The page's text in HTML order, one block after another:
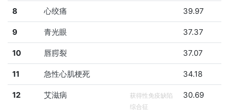
8 心绞痛 39.97
9 青光眼 37.37
10 唇腭裂 37.07
11 急性心肌梗死 34.18
12 艾滋病
获得性免疫缺陷
综合征
30.69